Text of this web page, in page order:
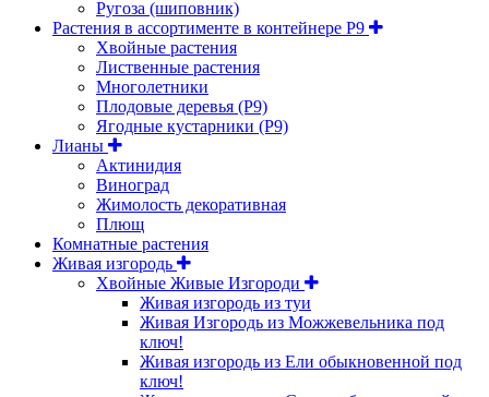
Ругоза (шиповник)
Растения в ассортименте в контейнере P9
Хвойные растения
Лиственные растения
Многолетники
Плодовые деревья (Р9)
Ягодные кустарники (Р9)
Лианы
Актинидия
Виноград
Жимолость декоративная
Плющ
Комнатные растения
Живая изгородь
Хвойные Живые Изгороди
Живая изгородь из туи
Живая Изгородь из Можжевельника под
ключ!
Живая изгородь из Ели обыкновенной под
ключ!